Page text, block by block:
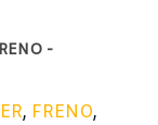
-
, FRENO,